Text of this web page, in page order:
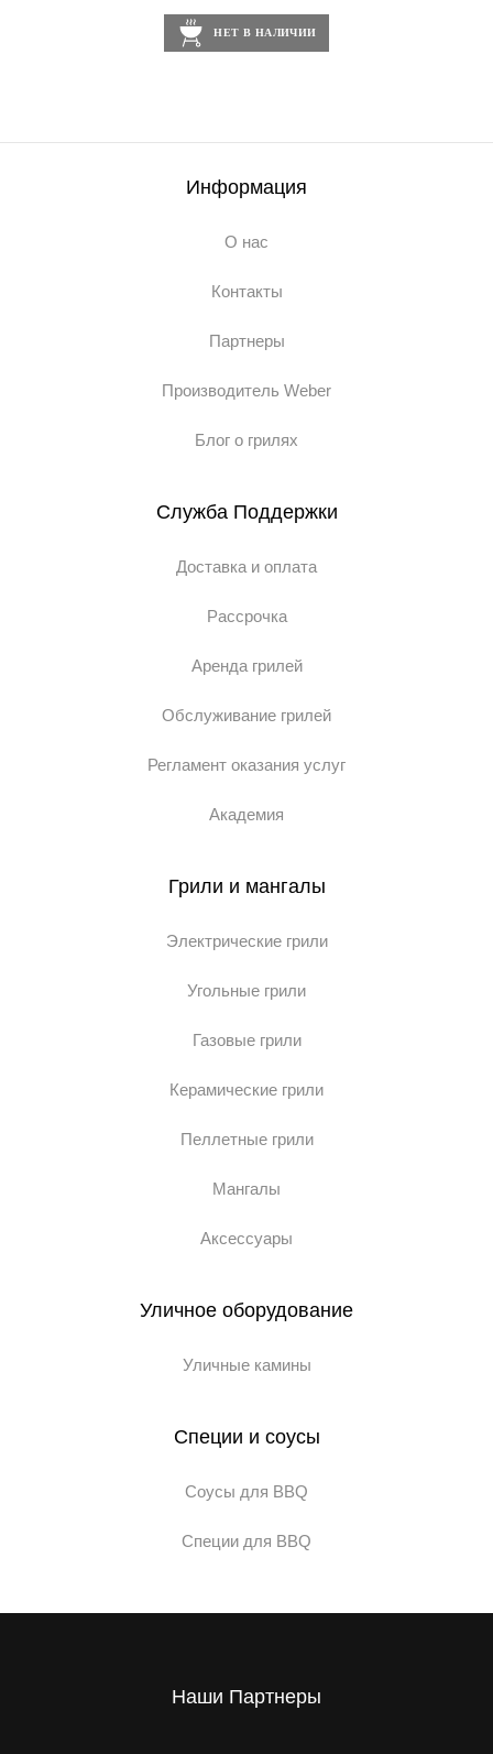
НЕТ В НАЛИЧИИ
Информация
О нас
Контакты
Партнеры
Производитель Weber
Блог о грилях
Служба Поддержки
Доставка и оплата
Рассрочка
Аренда грилей
Обслуживание грилей
Регламент оказания услуг
Академия
Грили и мангалы
Электрические грили
Угольные грили
Газовые грили
Керамические грили
Пеллетные грили
Мангалы
Аксессуары
Уличное оборудование
Уличные камины
Специи и соусы
Соусы для BBQ
Специи для BBQ
Наши Партнеры